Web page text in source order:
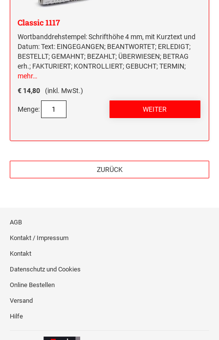
Classic 1117
Wortbanddrehstempel: Schrifthöhe 4 mm, mit Kurztext und
Datum: Text: EINGEGANGEN; BEANTWORTET; ERLEDIGT;
BESTELLT; GEMAHNT; BEZAHLT; ÜBERWIESEN; BETRAG
erh.; FAKTURIERT; KONTROLLIERT; GEBUCHT; TERMIN;
mehr…
€ 14,80
(inkl. MwSt.)
Menge:
ZURÜCK
AGB
Kontakt / Impressum
Kontakt
Datenschutz und Cookies
Online Bestellen
Versand
Hilfe